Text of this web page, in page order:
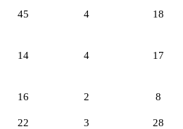
45 4 18
14 4 17
16 2 8
22 3 28